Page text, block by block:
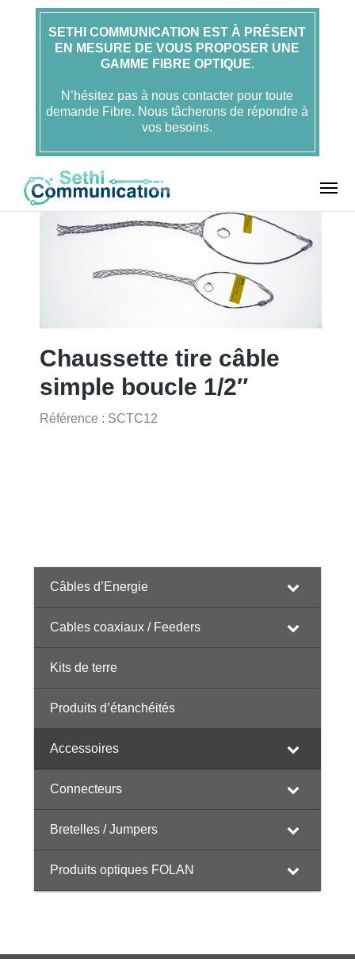
SETHI COMMUNICATION EST À PRÉSENT
EN MESURE DE VOUS PROPOSER UNE
GAMME FIBRE OPTIQUE.
N’hésitez pas à nous contacter pour toute
demande Fibre. Nous tâcherons de répondre à
vos besoins.
Accessoires Chaussettes tire câble
Chaussette tire câble
Chaussette tire câble
simple boucle 1/2″
Référence : SCTC12
Câbles d’Energie
Cables coaxiaux / Feeders
Kits de terre
Produits d’étanchéités
Accessoires
Connecteurs
Bretelles / Jumpers
Produits optiques FOLAN